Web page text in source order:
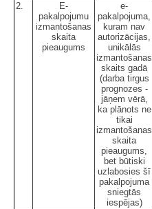
2.
E-
pakalpojumu
izmantošanas
skaita
pieaugums
e-
pakalpojuma,
kuram nav
autorizācijas,
unikālās
izmantošanas
skaits gadā
(darba tirgus
prognozes -
jāņem vērā,
ka plānots ne
tikai
izmantošanas
skaita
pieaugums,
bet būtiski
uzlabosies šī
pakalpojuma
sniegtās
iespējas)